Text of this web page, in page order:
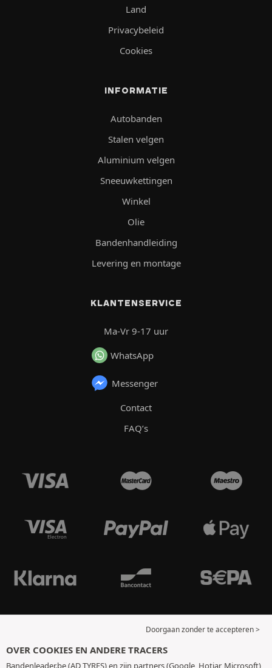
Land
Privacybeleid
Cookies
INFORMATIE
Autobanden
Stalen velgen
Aluminium velgen
Sneeuwkettingen
Winkel
Olie
Bandenhandleiding
Levering en montage
KLANTENSERVICE
Ma-Vr 9-17 uur
WhatsApp
Messenger
Contact
FAQ’s
Doorgaan zonder te accepteren >
OVER COOKIES EN ANDERE TRACERS
Bandenleader.be (AD TYRES) en zijn partners (Google, Hotjar, Microsoft)